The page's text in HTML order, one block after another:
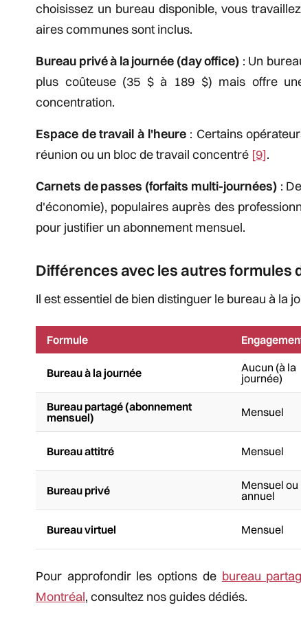
choisissez un bureau disponible, vous
aires communes sont inclus.
Bureau privé à la journée (day office) : Un
plus coûteuse (35 $ à 189 $) mais offre
concentration.
Espace de travail à l'heure: Certains
réunion ou un bloc de travail concentré [9].
Carnets de passes (forfaits multi-journées):
d'économie), populaires auprès des
pour justifier un abonnement mensuel.
Différences avec les autres formules
Il est essentiel de bien distinguer le bureau à la
Formule
Bureau à la journée
Aucun (à la
journée)
Bureau partagé (abonnement
mensuel)
Mensuel
Bureau attitré Mensuel
Bureau privé
Mensuel ou
annuel
Bureau virtuel Mensuel
Pour approfondir les options de bureau
Montréal, consultez nos guides dédiés.